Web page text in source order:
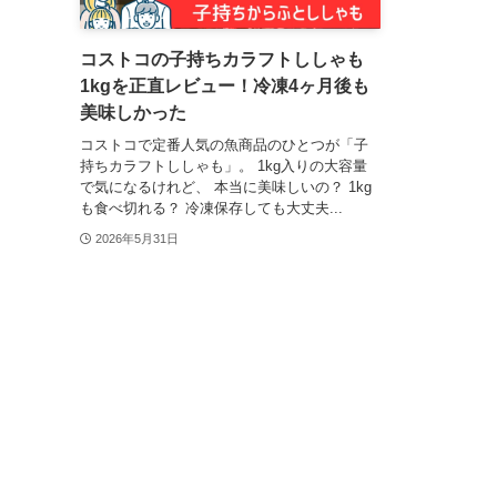
コストコの子持ちカラフトししゃも
1kgを正直レビュー！冷凍4ヶ月後も
美味しかった
コストコで定番人気の魚商品のひとつが「子
持ちカラフトししゃも」。 1kg入りの大容量
で気になるけれど、 本当に美味しいの？ 1kg
も食べ切れる？ 冷凍保存しても大丈夫...
2026年5月31日